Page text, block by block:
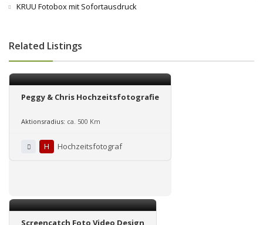
KRUU Fotobox mit Sofortausdruck
Related Listings
Peggy & Chris Hochzeitsfotografie
Aktionsradius: ca. 500 Km
H Hochzeitsfotograf
Screencatch Foto Video Design